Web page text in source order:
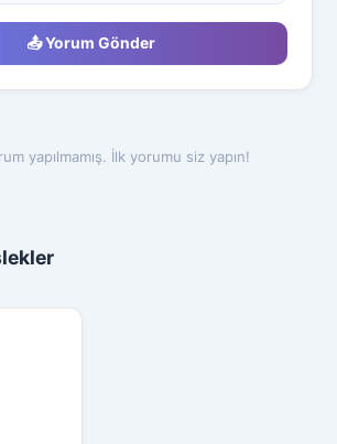
📤 Yorum Gönder
yapılmamış. İlk yorumu siz yapın!